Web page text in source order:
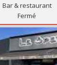
Bar & restaurant
Fermé